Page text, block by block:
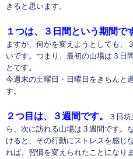
きると思います。
１つは、３日間という期間で
ますが、何かを変えようとしても、
いです。つまり、最初の山場は３日
とです。
今週末の土曜日・日曜日をきちんと
す。
２つ目は、３週間です。
３日
ら、次に訪れる山場は３週間です。
けると、その行動にストレスを感じ
れば、習慣を変えられたことになり